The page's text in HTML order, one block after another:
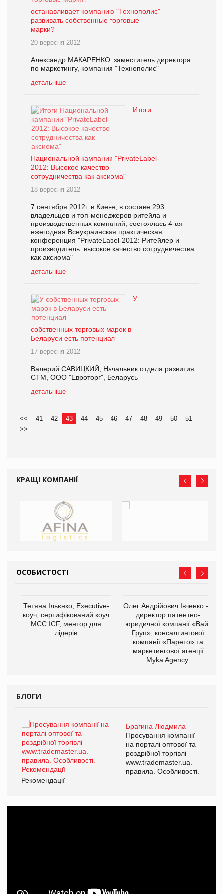
останавливает компанию "Технополис"
развивать собственные торговые
марки?
20 вересня 2012
Александр МАКАРЕНКО, заместитель директора
по маркетингу, компания "Технополис"
детальніше
Итоги
Национальной кампании "PrivateLabel-
2012: Высокое качество
сотрудничества как аксиома"
18 вересня 2012
7 сентября 2012г. в Киеве, в составе 293
владельцев и топ-менеджеров ритейла и
производственных компаний, состоялась 4-ая
ежегодная Всеукраинская практическая
конференция "PrivateLabel-2012: Ритейлер и
производитель: высокое качество сотрудничества
как аксиома"
детальніше
У
собственных торговых марок в
Беларуси есть потенциал
17 вересня 2012
Валерий САВИЦКИЙ, Начальник отдела развития
СТМ, ООО "Евроторг", Беларусь
детальніше
<< 41 42 43 44 45 46 47 48 49 50
51
>>
КРАЩІ КОМПАНІЇ
ОСОБИСТОСТІ
Тетяна Ільєнко, Executive-
коуч, сертифікований коуч
МСС ICF, ментор для
лідерів
Олег Андрійович Івченко —
директор патентно-
юридичної компанії «Вайз
Груп», консалтингової
компанії «Парето» та
маркетингової агенції
Myka Agency.
БЛОГИ
Брагина Людмила
Просування компанії
на порталі оптової та
роздрібної торгівлі
www.trademaster.ua.
правила. Особливості.
Рекомендації